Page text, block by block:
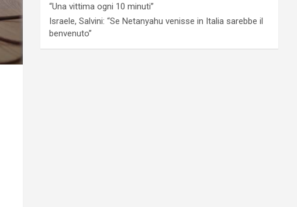
“Una vittima ogni 10 minuti”
Israele, Salvini: “Se Netanyahu venisse in Italia sarebbe il
benvenuto”